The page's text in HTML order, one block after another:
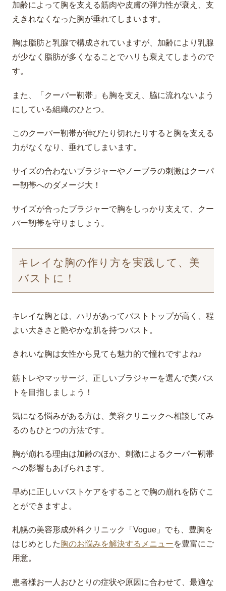
加齢によって胸を支える筋肉や皮膚の弾力性が衰え、支
えきれなくなった胸が垂れてしまいます。
胸は脂肪と乳腺で構成されていますが、加齢により乳腺
が少なく脂肪が多くなることでハリも衰えてしまうので
す。
また、「クーパー靭帯」も胸を支え、脇に流れないよう
にしている組織のひとつ。
このクーパー靭帯が伸びたり切れたりすると胸を支える
力がなくなり、垂れてしまいます。
サイズの合わないブラジャーやノーブラの刺激はクーパ
ー靭帯へのダメージ大！
サイズが合ったブラジャーで胸をしっかり支えて、クー
パー靭帯を守りましょう。
キレイな胸の作り方を実践して、美
バストに！
キレイな胸とは、ハリがあってバストトップが高く、程
よい大きさと艶やかな肌を持つバスト。
きれいな胸は女性から見ても魅力的で憧れですよね♪
筋トレやマッサージ、正しいブラジャーを選んで美バス
トを目指しましょう！
気になる悩みがある方は、美容クリニックへ相談してみ
るのもひとつの方法です。
胸が崩れる理由は加齢のほか、刺激によるクーパー靭帯
への影響もあげられます。
早めに正しいバストケアをすることで胸の崩れを防ぐこ
とができますよ。
札幌の美容形成外科クリニック「Vogue」でも、豊胸を
はじめとした 胸のお悩みを解決するメニューを豊富にご
用意。
患者様お一人おひとりの症状や原因に合わせて、最適な